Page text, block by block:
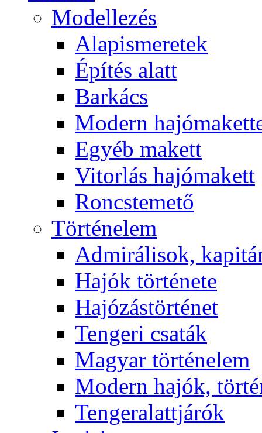
Modellezés
Alapismeretek
Építés alatt
Barkács
Modern
Egyéb makett
Vitorlás hajómakett
Roncstemető
Történelem
Admirálisok,
Hajók története
Hajózástörténet
Tengeri csaták
Magyar történelem
Modern hajók,
Tengeralattjárók